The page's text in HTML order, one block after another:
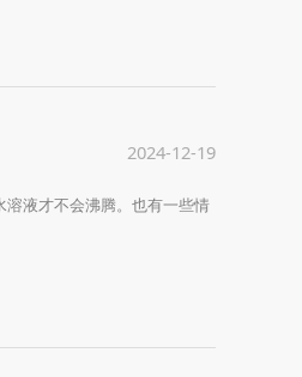
2024-12-19
液才不会沸腾。也有一些情